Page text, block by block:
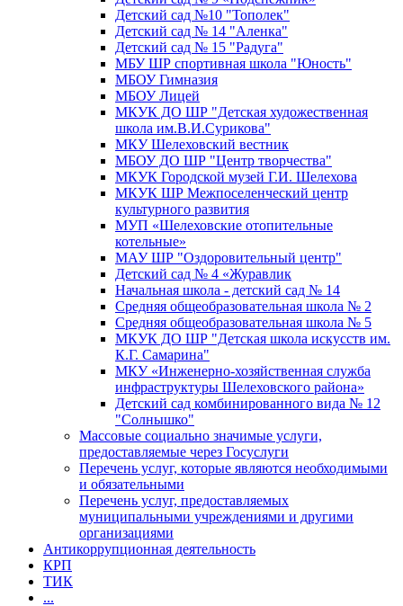
Детский сад №10 "Тополек"
Детский сад № 14 "Аленка"
Детский сад № 15 "Радуга"
МБУ ШР спортивная школа "Юность"
МБОУ Гимназия
МБОУ Лицей
МКУК ДО ШР "Детская художественная
школа им.В.И.Сурикова"
МКУ Шелеховский вестник
МБОУ ДО ШР "Центр творчества"
МКУК Городской музей Г.И. Шелехова
МКУК ШР Межпоселенческий центр
культурного развития
МУП «Шелеховские отопительные
котельные»
МАУ ШР "Оздоровительный центр"
Детский сад № 4 «Журавлик
Начальная школа - детский сад № 14
Средняя общеобразовательная школа № 2
Средняя общеобразовательная школа № 5
МКУК ДО ШР "Детская школа искусств им.
К.Г. Самарина"
МКУ «Инженерно-хозяйственная служба
инфраструктуры Шелеховского района»
Детский сад комбинированного вида № 12
"Солнышко"
Массовые социально значимые услуги,
предоставляемые через Госуслуги
Перечень услуг, которые являются необходимыми
и обязательными
Перечень услуг, предоставляемых
муниципальными учреждениями и другими
организациями
Антикоррупционная деятельность
КРП
ТИК
...